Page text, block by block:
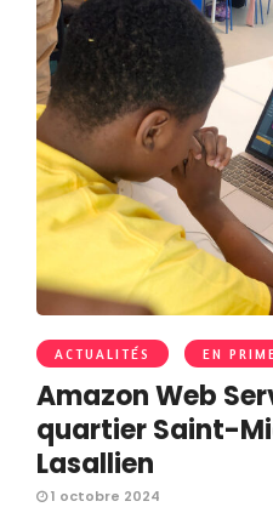
ACTUALITÉS EN
Amazon Web
quartier Saint-
Lasallien
1 octobre 2024